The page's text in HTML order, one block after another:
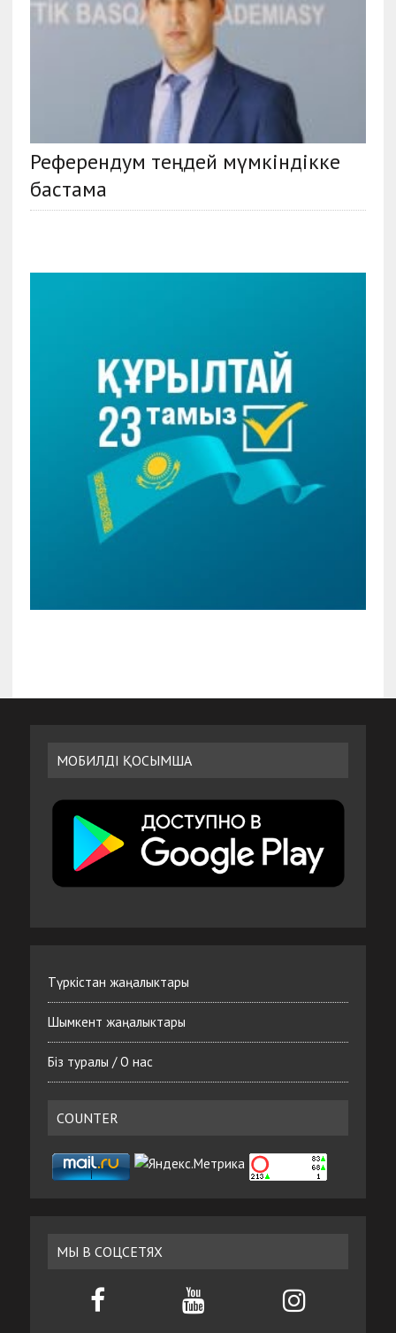
Референдум теңдей мүмкіндікке
бастама
МОБИЛДІ ҚОСЫМША
Түркістан жаңалыктары
Шымкент жаңалыктары
Біз туралы / О нас
COUNTER
МЫ В СОЦСЕТЯХ